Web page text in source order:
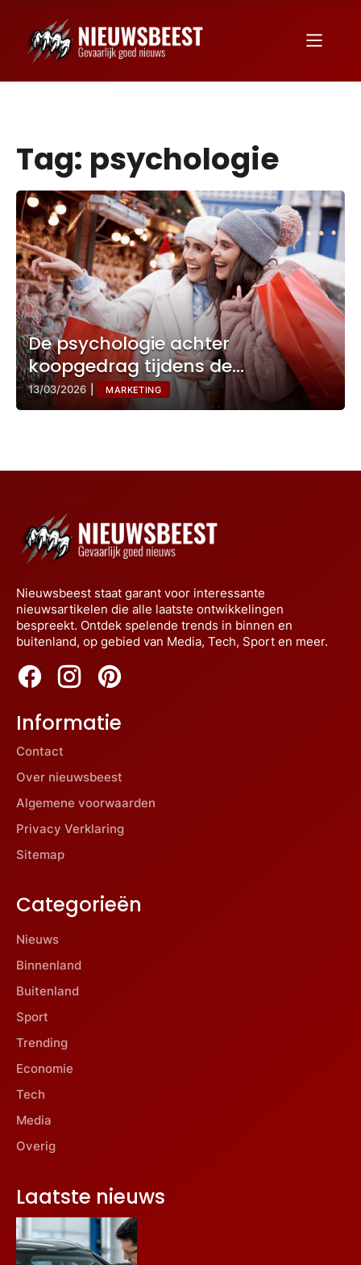
Tag: psychologie
De psychologie achter
koopgedrag tijdens de
feestdagen
13/03/2026 MARKETING
Nieuwsbeest staat garant voor interessante
nieuwsartikelen die alle laatste ontwikkelingen
bespreekt. Ontdek spelende trends in binnen en
buitenland, op gebied van Media, Tech, Sport en meer.
Informatie
Contact
Over nieuwsbeest
Algemene voorwaarden
Privacy Verklaring
Sitemap
Categorieën
Nieuws
Binnenland
Buitenland
Sport
Trending
Economie
Tech
Media
Overig
Laatste nieuws